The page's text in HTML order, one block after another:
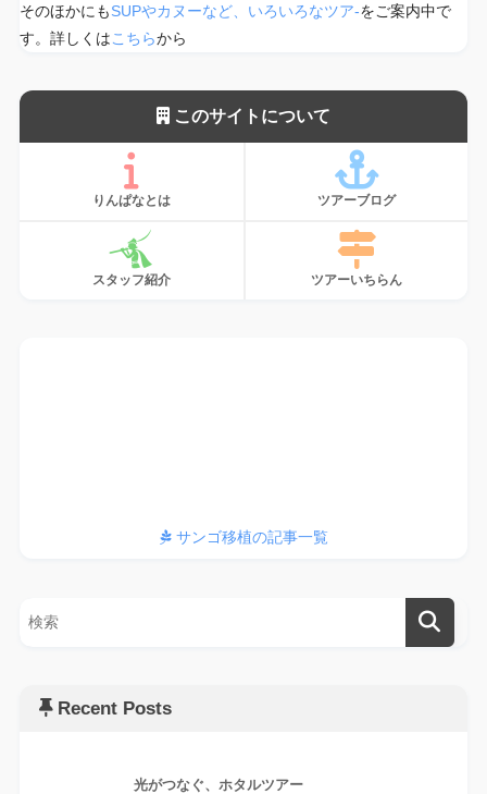
そのほかにもSUPやカヌーなど、いろいろなツア-をご案内中で
す。詳しくはこちらから
このサイトについて
りんぱなとは ツアーブログ
スタッフ紹介 ツアーいちらん
サンゴ移植の記事一覧
Recent Posts
光がつなぐ、ホタルツアー